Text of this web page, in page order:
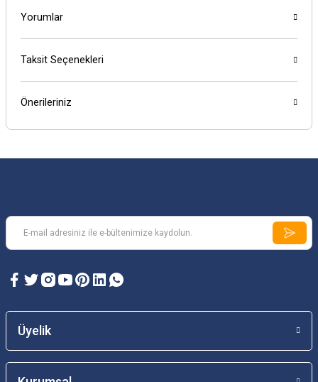
Yorumlar
Taksit Seçenekleri
Önerileriniz
Üyelik